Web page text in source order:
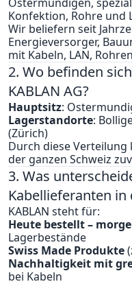
Konfektion, Rohre und
Wir beliefern seit
Energieversorger,
mit Kabeln, LAN,
2. Wo befinden
KABLAN AG?
Hauptsitz:
Lagerstandorte:
(Zürich)
Durch diese
der ganzen Schweiz
3. Was
Kabellieferanten in
KABLAN steht für:
Heute bestellt –
Lagerbestände
Swiss Made Produkte
Nachhaltigkeit mit
bei Kabeln